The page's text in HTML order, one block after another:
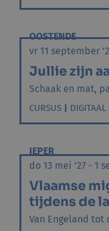
OOSTENDE
vr 11 september
Jullie zijn
Schaak en mat,
CURSUS |
IEPER
do 13 mei '27 - 1
Vlaamse
tijdens de
Van Engeland tot